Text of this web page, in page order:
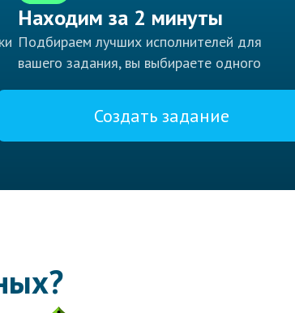
Находим за 2 минуты
Подбираем лучших исполнителей для
вашего задания, вы выбираете одного
Создать задание